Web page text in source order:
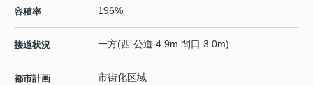
容積率 196%
接道状況 一方(西 公道 4.9m 間口 3.0m)
都市計画 市街化区域